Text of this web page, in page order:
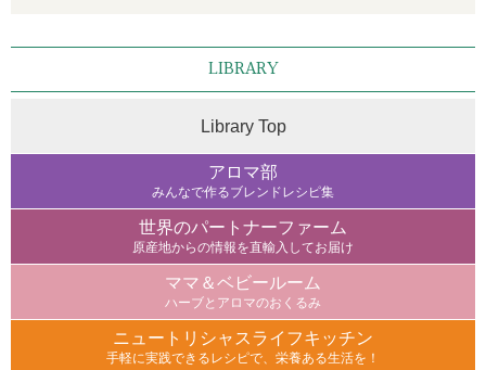
LIBRARY
Library Top
アロマ部
みんなで作るブレンドレシピ集
世界のパートナーファーム
原産地からの情報を直輸入してお届け
ママ＆ベビールーム
ハーブとアロマのおくるみ
ニュートリシャスライフキッチン
手軽に実践できるレシピで、栄養ある生活を！